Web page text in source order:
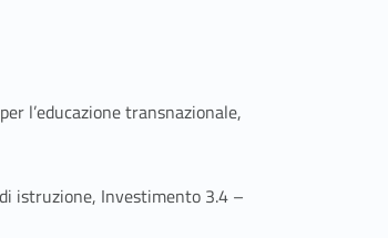
l’educazione transnazionale,
istruzione, Investimento 3.4 –